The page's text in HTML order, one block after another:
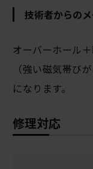
技術者からの
オーバーホール
（強い磁気帯び
になります。
修理対応